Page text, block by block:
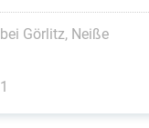
Görlitz, Neiße